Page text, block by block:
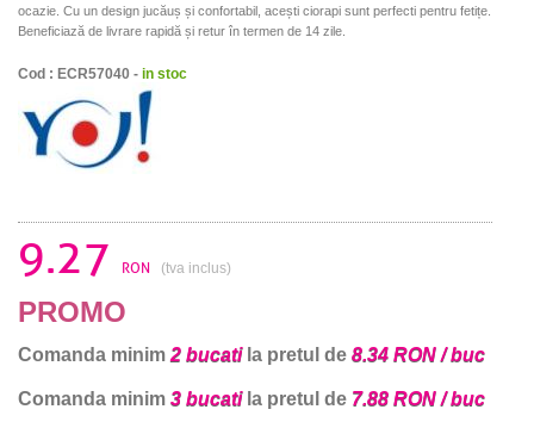
ocazie. Cu un design jucăuș și confortabil, acești ciorapi sunt perfecti pentru fetițe.
Beneficiază de livrare rapidă și retur în termen de 14 zile.
Cod : ECR57040 - in stoc
9.27 RON (tva inclus)
PROMO
Comanda minim 2 bucatila pretul de 8.34 RON / buc
Comanda minim 3 bucatila pretul de 7.88 RON / buc